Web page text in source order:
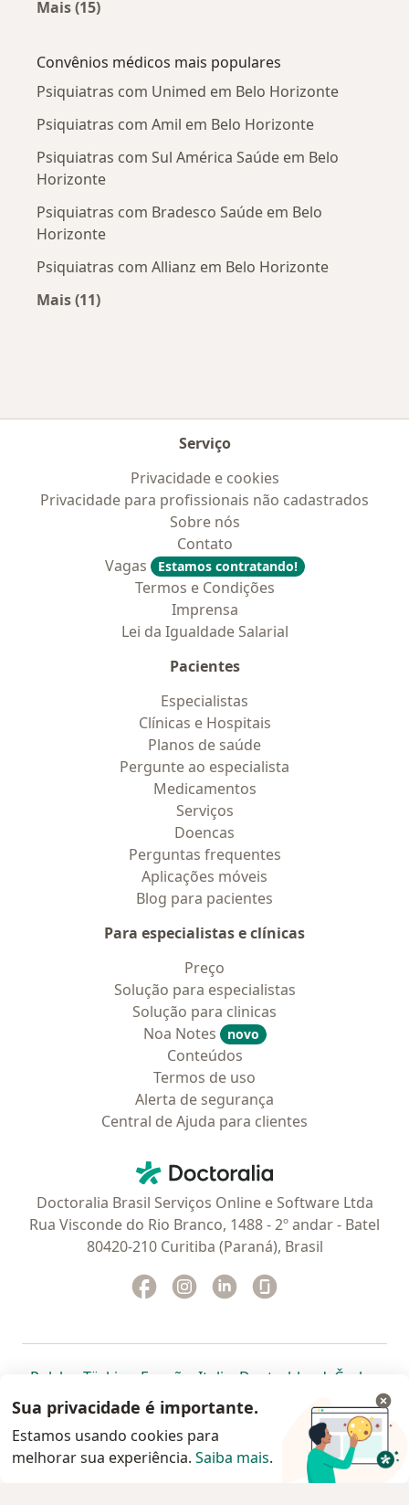
Mais (15)
Convênios médicos mais populares
Psiquiatras com Unimed em Belo Horizonte
Psiquiatras com Amil em Belo Horizonte
Psiquiatras com Sul América Saúde em Belo
Horizonte
Psiquiatras com Bradesco Saúde em Belo
Horizonte
Psiquiatras com Allianz em Belo Horizonte
Mais (11)
Serviço
Privacidade e cookies
Privacidade para profissionais não cadastrados
Sobre nós
Contato
Vagas
Estamos contratando!
Termos e Condições
Imprensa
Lei da Igualdade Salarial
Pacientes
Especialistas
Clínicas e Hospitais
Planos de saúde
Pergunte ao especialista
Medicamentos
Serviços
Doencas
Perguntas frequentes
Aplicações móveis
Blog para pacientes
Para especialistas e clínicas
Preço
Solução para especialistas
Solução para clinicas
Noa Notes
novo
Conteúdos
Termos de uso
Alerta de segurança
Central de Ajuda para clientes
Doctoralia - Homepage
Doctoralia Brasil Serviços Online e Software Ltda
Rua Visconde do Rio Branco, 1488 - 2º andar - Batel
80420-210 Curitiba (Paraná), Brasil
Facebook
abre num novo separador
Instagram
abre num novo separador
Linkedin
abre num novo
Polska abre num novo separador
Türkiye abre num novo separador
España abre num novo separador
Italia abre num novo
Deutschlandabre num
Česko
Portugal abre num novo separador
, México abre num novo separador
, abre num novo separador
Brasil abre num novoabre num
abre
Colombia abre num novo
www.doctoralia.com.br © 2026 - Agende agora sua
Sua privacidade é importante.
Estamos usando cookies para
melhorar sua experiência. Saiba mais.